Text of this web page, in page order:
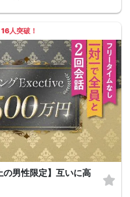
16人突破！
男性限定】互いに高